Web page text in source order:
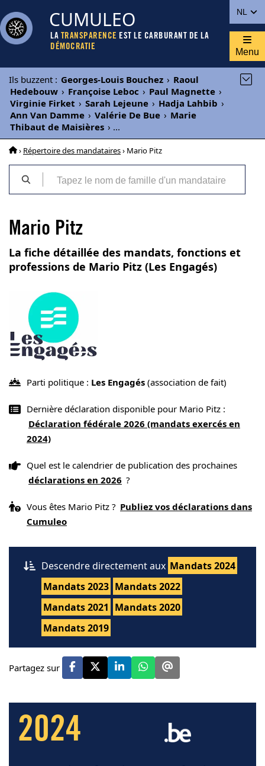
NL
CUMULEO
LA TRANSPARENCE EST LE CARBURANT DE LA
DÉMOCRATIE
Menu
Ils buzzent : Georges-Louis Bouchez › Raoul
Hedebouw › Françoise Leboc › Paul Magnette ›
Virginie Firket › Sarah Lejeune › Hadja Lahbib ›
Ann Van Damme › Valérie De Bue › Marie
Thibaut de Maisières › ...
› Répertoire des mandataires› Mario Pitz
Mario Pitz
La fiche détaillée des mandats, fonctions et
professions de Mario Pitz (Les Engagés)
Parti politique : Les Engagés (association de fait)
Dernière déclaration disponible pour Mario Pitz :
Déclaration fédérale 2026 (mandats exercés en
2024)
Quel est le calendrier de publication des prochaines
déclarations en 2026 ?
Vous êtes Mario Pitz ? Publiez vos déclarations dans
Cumuleo
Descendre directement aux Mandats 2024
Mandats 2023 Mandats 2022
Mandats 2021 Mandats 2020
Mandats 2019
Partagez sur
2024